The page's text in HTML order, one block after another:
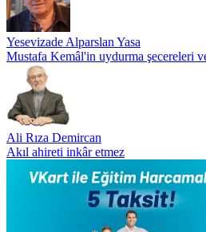
Yesevizade Alparslan Yasa
Mustafa Kemâl'in uydurma şecereleri
Ali Rıza Demircan
Akıl ahireti inkâr etmez